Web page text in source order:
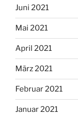
Juni 2021
Mai 2021
April 2021
März 2021
Februar 2021
Januar 2021